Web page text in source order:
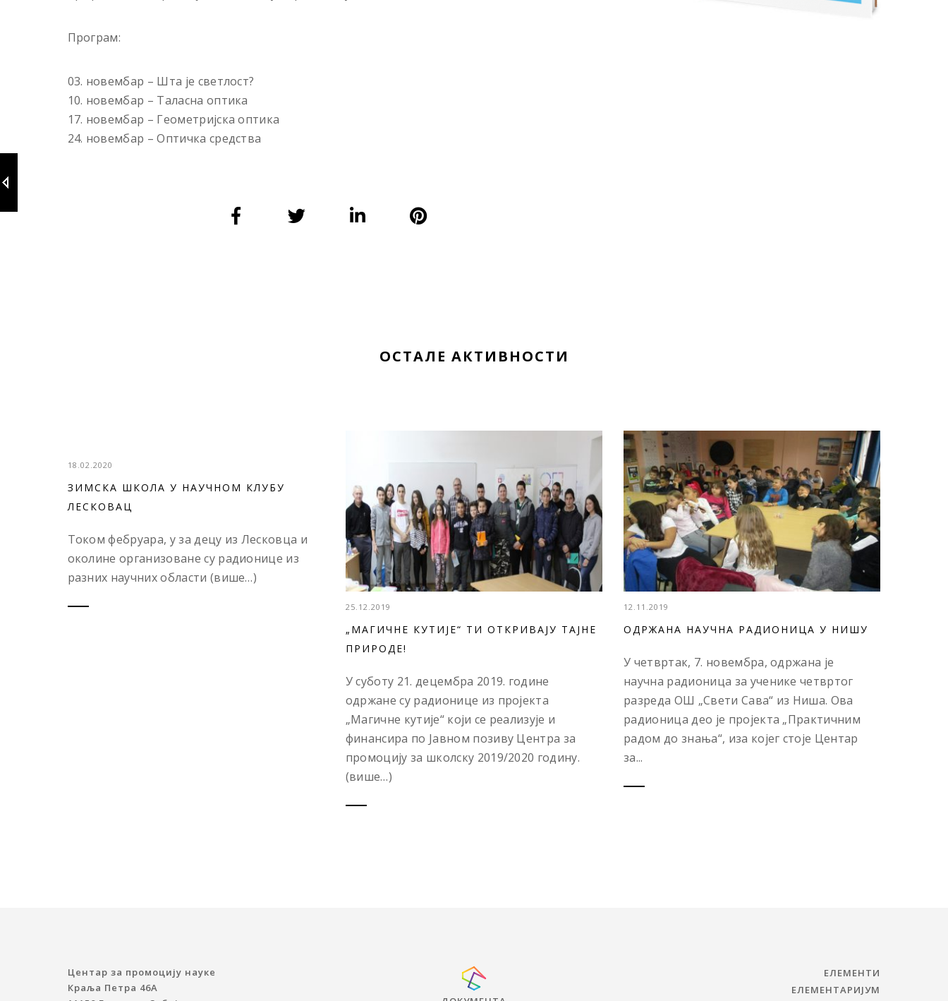
Програм:
03. новембар – Шта је светлост?
10. новембар – Таласна оптика
17. новембар – Геометријска оптика
24. новембар – Оптичка средства
ОСТАЛЕ АКТИВНОСТИ
18.02.2020
ЗИМСКА ШКОЛА У НАУЧНОМ КЛУБУ
ЛЕСКОВАЦ
Током фебруара, у за децу из Лесковца и
околине организоване су радионице из
разних научних области (више…)
25.12.2019
„МАГИЧНЕ КУТИЈЕ“ ТИ ОТКРИВАЈУ ТАЈНЕ
ПРИРОДЕ!
У суботу 21. децембра 2019. године
одржане су радионице из пројекта
„Магичне кутије“ који се реализује и
финансира по Јавном позиву Центра за
промоцију за школску 2019/2020 годину.
(више…)
12.11.2019
OДРЖАНА НАУЧНА РАДИОНИЦА У НИШУ
У четвртак, 7. новембра, одржана је
научна радионица за ученике четвртог
разреда ОШ „Свети Сава“ из Ниша. Ова
радионица део је пројекта „Практичним
радом до знања“, иза којег стоје Центар
за...
Центар за промоцију науке
Краља Петра 46A
ЕЛЕМЕНТИ
ЕЛЕМЕНТАРИЈУМ